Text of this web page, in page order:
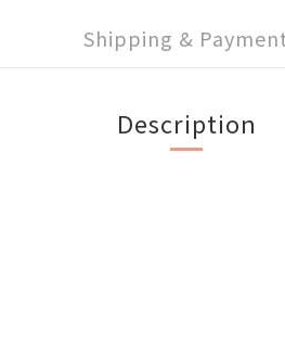
Shipping &
Description